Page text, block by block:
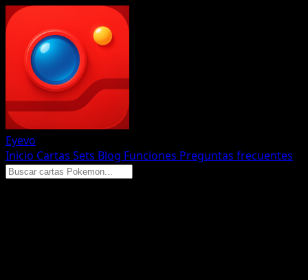
Eyevo
Inicio Cartas Sets Blog Funciones Preguntas frecuentes